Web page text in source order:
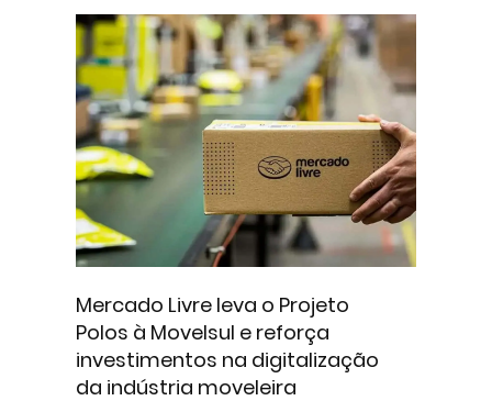
Mercado Livre leva o Projeto
Polos à Movelsul e reforça
investimentos na digitalização
da indústria moveleira